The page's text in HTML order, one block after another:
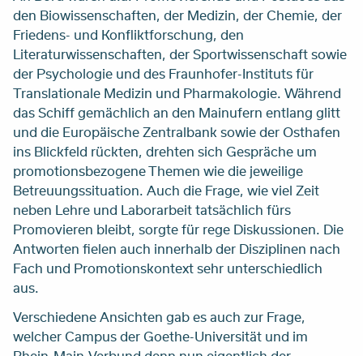
den Biowissenschaften, der Medizin, der Chemie, der
Friedens- und Konfliktforschung, den
Literaturwissenschaften, der Sportwissenschaft sowie
der Psychologie und des Fraunhofer-Instituts für
Translationale Medizin und Pharmakologie. Während
das Schiff gemächlich an den Mainufern entlang glitt
und die Europäische Zentralbank sowie der Osthafen
ins Blickfeld rückten, drehten sich Gespräche um
promotionsbezogene Themen wie die jeweilige
Betreuungssituation. Auch die Frage, wie viel Zeit
neben Lehre und Laborarbeit tatsächlich fürs
Promovieren bleibt, sorgte für rege Diskussionen. Die
Antworten fielen auch innerhalb der Disziplinen nach
Fach und Promotionskontext sehr unterschiedlich
aus.
Verschiedene Ansichten gab es auch zur Frage,
welcher Campus der Goethe-Universität und im